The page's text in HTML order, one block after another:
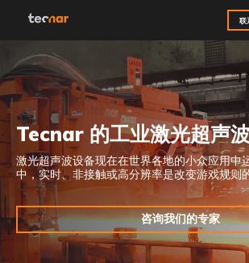
联
Tecnar 的工业激光超声
激光超声波设备现在在世界各地的小众应用中
中，实时、非接触或高分辨率是改变游戏规则
咨询我们的专家